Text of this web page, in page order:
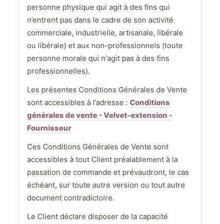
personne physique qui agit à des fins qui
n’entrent pas dans le cadre de son activité
commerciale, industrielle, artisanale, libérale
ou libérale) et aux non-professionnels (toute
personne morale qui n'agit pas à des fins
professionnelles).
Les présentes Conditions Générales de Vente
sont accessibles à l’adresse : Conditions
générales de vente - Velvet-extension -
Fournisseur
Ces Conditions Générales de Vente sont
accessibles à tout Client préalablement à la
passation de commande et prévaudront, le cas
échéant, sur toute autre version ou tout autre
document contradictoire.
Le Client déclare disposer de la capacité